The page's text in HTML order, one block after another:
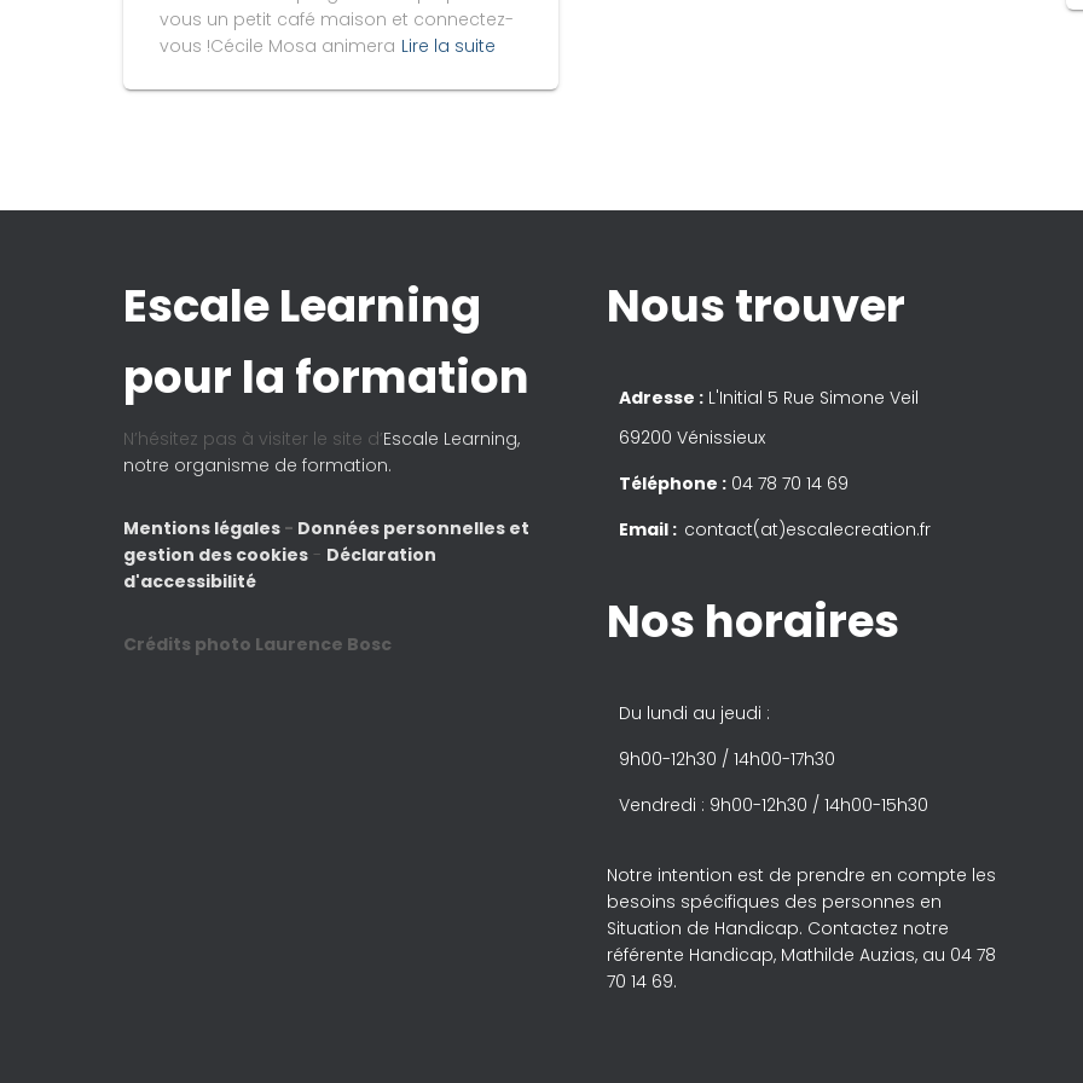
vous un petit café maison et connectez-
vous !Cécile Mosa animera Lire la suite
Escale Learning
pour la formation
N’hésitez pas à visiter le site d’Escale Learning,
notre organisme de formation.
Mentions légales - Données personnelles et
gestion des cookies - Déclaration
d'accessibilité
Crédits photo Laurence Bosc
Nous trouver
Adresse : L'Initial 5 Rue Simone Veil
69200 Vénissieux
Téléphone : 04 78 70 14 69
Email : contact(at)escalecreation.fr
Nos horaires
Du lundi au jeudi :
9h00-12h30 / 14h00-17h30
Vendredi : 9h00-12h30 / 14h00-15h30
Notre intention est de prendre en compte les
besoins spécifiques des personnes en
Situation de Handicap. Contactez notre
référente Handicap, Mathilde Auzias, au 04 78
70 14 69.